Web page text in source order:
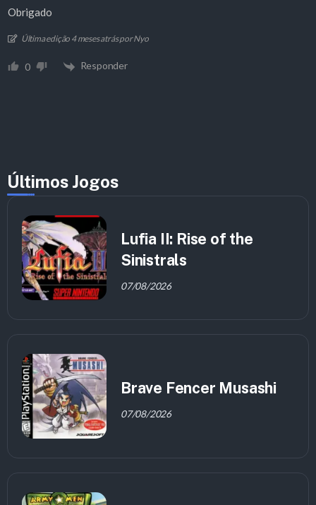
Obrigado
Última edição 4 meses atrás por Nyo
0 Responder
Últimos Jogos
Lufia II: Rise of the
Sinistrals
07/08/2026
Brave Fencer Musashi
07/08/2026